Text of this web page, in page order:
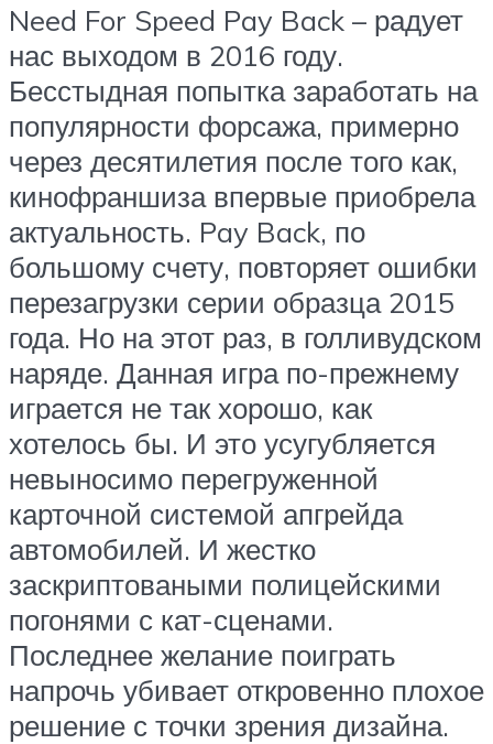
Need For Speed Pay Back – радует
нас выходом в 2016 году.
Бесстыдная попытка заработать на
популярности форсажа, примерно
через десятилетия после того как,
кинофраншиза впервые приобрела
актуальность. Pay Back, по
большому счету, повторяет ошибки
перезагрузки серии образца 2015
года. Но на этот раз, в голливудском
наряде. Данная игра по-прежнему
играется не так хорошо, как
хотелось бы. И это усугубляется
невыносимо перегруженной
карточной системой апгрейда
автомобилей. И жестко
заскриптоваными полицейскими
погонями с кат-сценами.
Последнее желание поиграть
напрочь убивает откровенно плохое
решение с точки зрения дизайна.